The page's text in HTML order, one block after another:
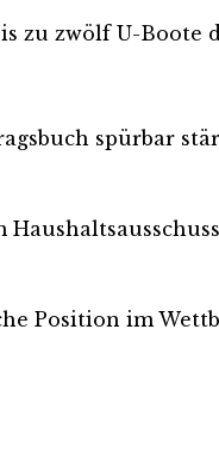
zwölf U-Boote
spürbar
Position im